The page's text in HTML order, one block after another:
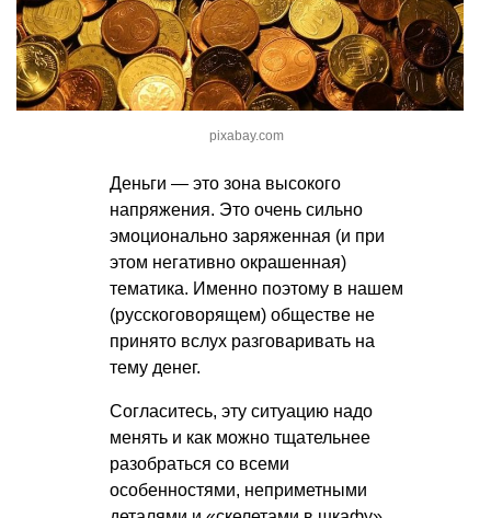
pixabay.com
Деньги — это зона высокого
напряжения. Это очень сильно
эмоционально заряженная (и при
этом негативно окрашенная)
тематика. Именно поэтому в нашем
(русскоговорящем) обществе не
принято вслух разговаривать на
тему денег.
Согласитесь, эту ситуацию надо
менять и как можно тщательнее
разобраться со всеми
особенностями, неприметными